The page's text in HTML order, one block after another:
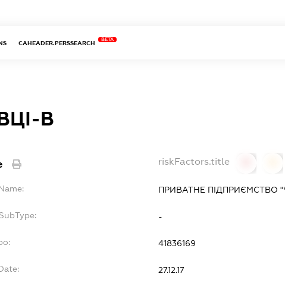
CAHEADER.PERSSEARCH
BETA
В
riskFactors.title
ПРИВАТНЕ ПІДПРИЄМСТВО
-
41836169
27.12.17